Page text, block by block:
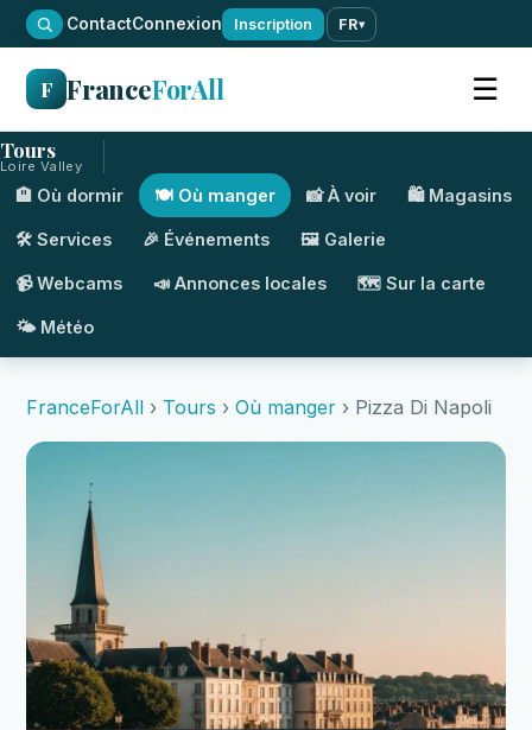
·ContactConnexion Inscription FR▾
F FranceForAll ☰
Tours
Loire Valley
🏨 Où dormir 🍽️ Où manger 📸 À voir 🛍️ Magasins
🛠️ Services 🎉 Événements 🖼️ Galerie
📹 Webcams 📣 Annonces locales 🗺️ Sur la carte
🌤️ Météo
FranceForAll › Tours › Où manger › Pizza Di Napoli